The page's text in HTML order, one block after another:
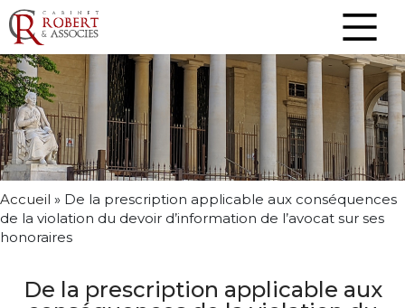
Accueil » De la prescription applicable aux conséquences
de la violation du devoir d’information de l’avocat sur ses
honoraires
De la prescription applicable aux